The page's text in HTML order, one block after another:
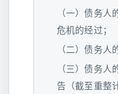
（一）债务
危机的经过；
（二）债务人
（三）债务
告（截至重整